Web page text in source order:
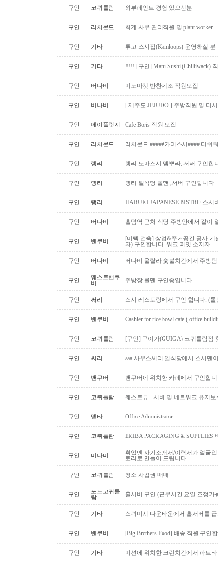
구인 코퀴틀람 외부페인트 경험 있으신분
구인 리치몬드 회계 사무 관리직원 및 plant worker
구인 기타 투고 스시집(Kamloops) 운영하실
구인 기타 !!!!! [구인] Maru Sushi (Chilliwack)
구인 버나비 미노마켓 반찬제조 직원모집
구인 버나비 [ 제주도 JEJUDO ] 주방직원 및 디
구인 메이플릿지 Cafe Boris 직원 모집
구인 리치몬드 리치몬드 #####가미스시#### 디쉬
구인 랭리 랭리 노마스시 뎀뿌라, 서버 구인합
구인 랭리 랭리 일식당 롤맨 ,서버 구인합니다
구인 랭리 HARUKI JAPANESE BISTRO 스시
구인 버나비 홀덤역 근처 식당 주방안에서 같이
구인 밴쿠버
[미텍 건축] 상업&주거공간 공사
자) 구인합니다. 워크 퍼밋 소지자
구인 버나비 버나비 울랄라 숯불치킨에서 주방
구인
웨스트밴쿠
버
주방장 롤맨 구인중입니다
구인 써리 스시 레스토랑에서 구인 합니다. (롤
구인 밴쿠버 Cashier for rice bowl cafe ( office
구인 코퀴틀람 [구인] 구이가(GUIGA) 코퀴틀람점
구인 써리 aaa 사우스써리 일식당에서 스시맨
구인 밴쿠버 밴쿠버에 위치한 카페에서 구인합
구인 코퀴틀람 웨스트뷰 - 서버 및 네트워크 유지보
구인 델타 Office Administrator
구인 코퀴틀람 EKIBA PACKAGING & SUPPLIES
구인 버나비
취업엔 자기소개서/이력서가 얼굴
토리로 만들어 드립니다.
구인 코퀴틀람 청소 사업권 매매
구인
포트코퀴틀
람
홀서버 구인 (근무시간 요일 조정가
구인 기타 스쿼미시 다운타운에서 홀서버를
구인 밴쿠버 [Big Brothers Food] 배송 직원 구인
구인 기타 미션에 위치한 크런치킨에서 파트